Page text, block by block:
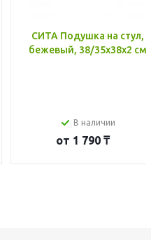
СИТА Подушка на стул,
бежевый, 38/35x38x2 см
В наличии
от 1 790 ₸